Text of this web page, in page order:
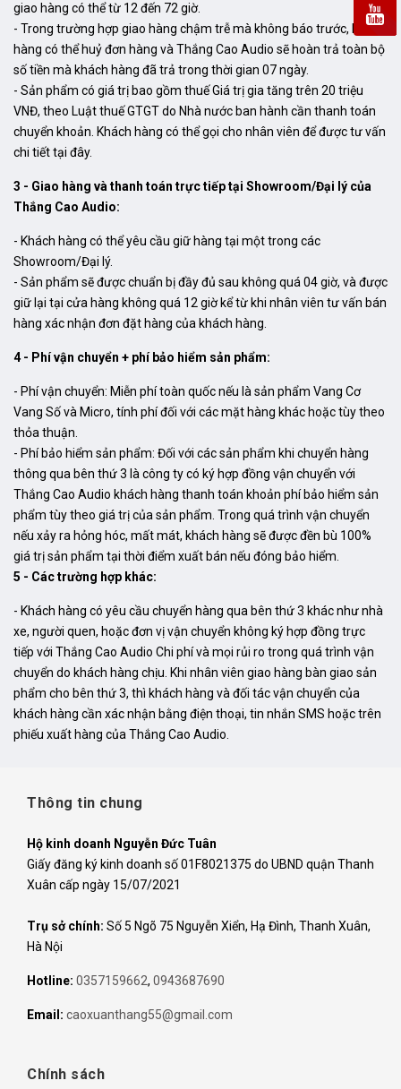
giao hàng có thể từ 12 đến 72 giờ.
- Trong trường hợp giao hàng chậm trễ mà không báo trước, khách
hàng có thể huỷ đơn hàng và Thắng Cao Audio sẽ hoàn trả toàn bộ
số tiền mà khách hàng đã trả trong thời gian 07 ngày.
- Sản phẩm có giá trị bao gồm thuế Giá trị gia tăng trên 20 triệu
VNĐ, theo Luật thuế GTGT do Nhà nước ban hành cần thanh toán
chuyển khoản. Khách hàng có thể gọi cho nhân viên để được tư vấn
chi tiết tại đây.
3 - Giao hàng và thanh toán trực tiếp tại Showroom/Đại lý của
Thắng Cao Audio:
- Khách hàng có thể yêu cầu giữ hàng tại một trong các
Showroom/Đại lý.
- Sản phẩm sẽ được chuẩn bị đầy đủ sau không quá 04 giờ, và được
giữ lại tại cửa hàng không quá 12 giờ kể từ khi nhân viên tư vấn bán
hàng xác nhận đơn đặt hàng của khách hàng.
4 - Phí vận chuyển + phí bảo hiểm sản phẩm:
- Phí vận chuyển: Miễn phí toàn quốc nếu là sản phẩm Vang Cơ
Vang Số và Micro, tính phí đối với các mặt hàng khác hoặc tùy theo
thỏa thuận.
- Phí bảo hiểm sản phẩm: Đối với các sản phẩm khi chuyển hàng
thông qua bên thứ 3 là công ty có ký hợp đồng vận chuyển với
Thắng Cao Audio khách hàng thanh toán khoản phí bảo hiểm sản
phẩm tùy theo giá trị của sản phẩm. Trong quá trình vận chuyển
nếu xảy ra hỏng hóc, mất mát, khách hàng sẽ được đền bù 100%
giá trị sản phẩm tại thời điểm xuất bán nếu đóng bảo hiểm.
5 - Các trường hợp khác:
- Khách hàng có yêu cầu chuyển hàng qua bên thứ 3 khác như nhà
xe, người quen, hoặc đơn vị vận chuyển không ký hợp đồng trực
tiếp với Thắng Cao Audio Chi phí và mọi rủi ro trong quá trình vận
chuyển do khách hàng chịu. Khi nhân viên giao hàng bàn giao sản
phẩm cho bên thứ 3, thì khách hàng và đối tác vận chuyển của
khách hàng cần xác nhận bằng điện thoại, tin nhắn SMS hoặc trên
phiếu xuất hàng của Thắng Cao Audio.
Thông tin chung
Hộ kinh doanh Nguyễn Đức Tuân
Giấy đăng ký kinh doanh số 01F8021375 do UBND quận Thanh
Xuân cấp ngày 15/07/2021
Trụ sở chính: Số 5 Ngõ 75 Nguyễn Xiển, Hạ Đình, Thanh Xuân,
Hà Nội
Hotline: 0357159662, 0943687690
Email: caoxuanthang55@gmail.com
Chính sách